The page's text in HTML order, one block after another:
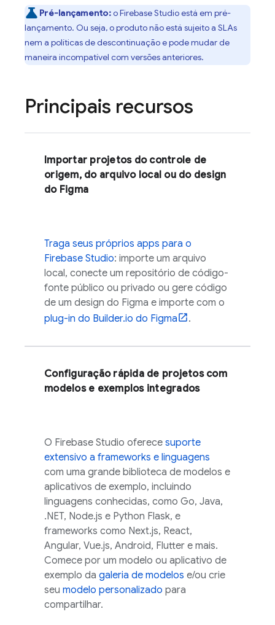
Pré-lançamento:oFirebase Studioestá em pré-
lançamento. Ou seja, o produto não está sujeito a SLAs
nem a políticas de descontinuação e pode mudar de
maneira incompatível com versões anteriores.
Principais recursos
Importar projetos do controle de
origem, do arquivo local ou do design
do Figma
Traga seus próprios apps para o
Firebase Studio: importe um arquivo
local, conecte um repositório de código-
fonte público ou privado ou gere código
de um design do Figma e importe com o
plug-in do Builder.io do Figma
.
Configuração rápida de projetos com
modelos e exemplos integrados
O Firebase Studio oferece suporte
extensivo a frameworks e linguagens
com uma grande biblioteca de modelos e
aplicativos de exemplo, incluindo
linguagens conhecidas, como Go, Java,
.NET, Node.js e Python Flask, e
frameworks como Next.js, React,
Angular, Vue.js, Android, Flutter e mais.
Comece por um modelo ou aplicativo de
exemplo da galeria de modelos e/ou crie
seu modelo personalizado para
compartilhar.